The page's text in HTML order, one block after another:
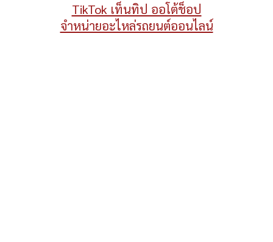
TikTok เท็นทิป ออโต้ช็อป
จำหน่ายอะไหล่รถยนต์ออนไลน์